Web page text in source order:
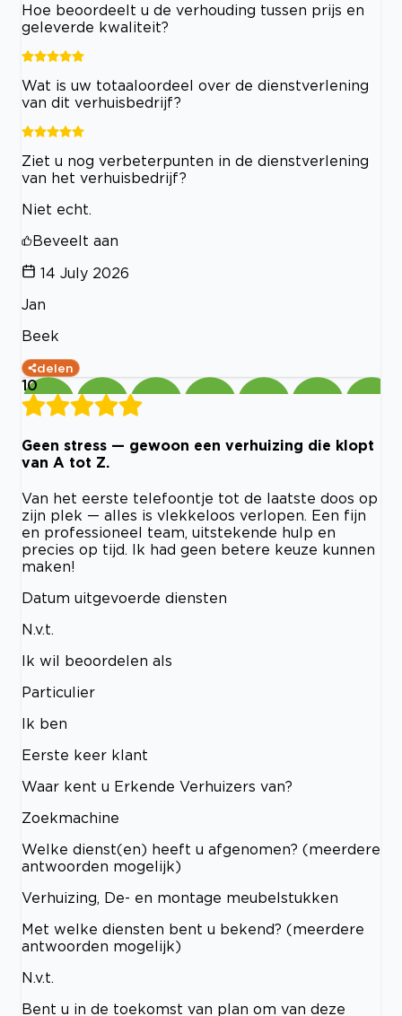
Hoe beoordeelt u de verhouding tussen prijs en
geleverde kwaliteit?
Wat is uw totaaloordeel over de dienstverlening
van dit verhuisbedrijf?
Ziet u nog verbeterpunten in de dienstverlening
van het verhuisbedrijf?
Niet echt.
Beveelt aan
14 July 2026
Jan
Beek
delen
10
Geen stress — gewoon een verhuizing die klopt
van A tot Z.
Van het eerste telefoontje tot de laatste doos op
zijn plek — alles is vlekkeloos verlopen. Een fijn
en professioneel team, uitstekende hulp en
precies op tijd. Ik had geen betere keuze kunnen
maken!
Datum uitgevoerde diensten
N.v.t.
Ik wil beoordelen als
Particulier
Ik ben
Eerste keer klant
Waar kent u Erkende Verhuizers van?
Zoekmachine
Welke dienst(en) heeft u afgenomen? (meerdere
antwoorden mogelijk)
Verhuizing, De- en montage meubelstukken
Met welke diensten bent u bekend? (meerdere
antwoorden mogelijk)
N.v.t.
Bent u in de toekomst van plan om van deze